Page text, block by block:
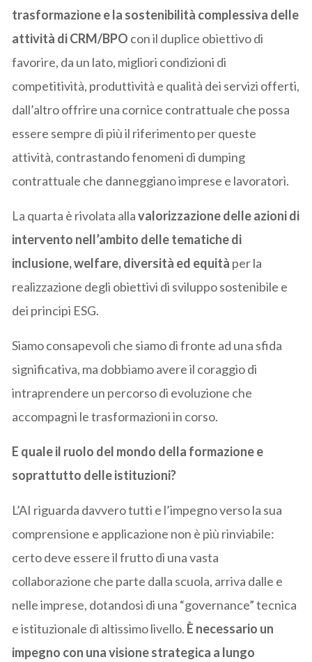
trasformazione e la sostenibilità complessiva delle
attività di CRM/BPO con il duplice obiettivo di
favorire, da un lato, migliori condizioni di
competitività, produttività e qualità dei servizi offerti,
dall’altro offrire una cornice contrattuale che possa
essere sempre di più il riferimento per queste
attività, contrastando fenomeni di dumping
contrattuale che danneggiano imprese e lavoratori.
La quarta è rivolata allavalorizzazione delle azioni di
intervento nell’ambito delle tematiche di
inclusione, welfare, diversità ed equità per la
realizzazione degli obiettivi di sviluppo sostenibile e
dei principi ESG.
Siamo consapevoli che siamo di fronte ad una sfida
significativa, ma dobbiamo avere il coraggio di
intraprendere un percorso di evoluzione che
accompagni le trasformazioni in corso.
E quale il ruolo del mondo della formazione e
soprattutto delle istituzioni?
L’AI riguarda davvero tutti e l’impegno verso la sua
comprensione e applicazione non è più rinviabile:
certo deve essere il frutto di una vasta
collaborazione che parte dalla scuola, arriva dalle e
nelle imprese, dotandosi di una “governance” tecnica
e istituzionale di altissimo livello. È necessario un
impegno con una visione strategica a lungo